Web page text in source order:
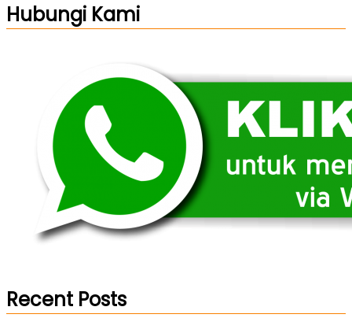
Hubungi Kami
Recent Posts